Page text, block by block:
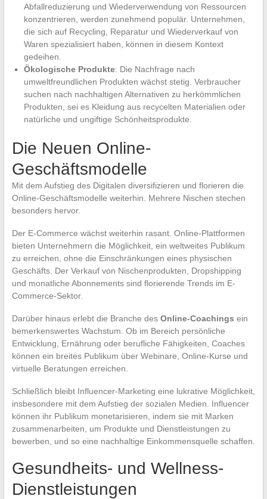
Abfallreduzierung und Wiederverwendung von Ressourcen
konzentrieren, werden zunehmend populär. Unternehmen,
die sich auf Recycling, Reparatur und Wiederverkauf von
Waren spezialisiert haben, können in diesem Kontext
gedeihen.
Ökologische Produkte: Die Nachfrage nach
umweltfreundlichen Produkten wächst stetig. Verbraucher
suchen nach nachhaltigen Alternativen zu herkömmlichen
Produkten, sei es Kleidung aus recycelten Materialien oder
natürliche und ungiftige Schönheitsprodukte.
Die Neuen Online-
Geschäftsmodelle
Mit dem Aufstieg des Digitalen diversifizieren und florieren die
Online-Geschäftsmodelle weiterhin. Mehrere Nischen stechen
besonders hervor.
Der E-Commerce wächst weiterhin rasant. Online-Plattformen
bieten Unternehmern die Möglichkeit, ein weltweites Publikum
zu erreichen, ohne die Einschränkungen eines physischen
Geschäfts. Der Verkauf von Nischenprodukten, Dropshipping
und monatliche Abonnements sind florierende Trends im E-
Commerce-Sektor.
Darüber hinaus erlebt die Branche des Online-Coachings ein
bemerkenswertes Wachstum. Ob im Bereich persönliche
Entwicklung, Ernährung oder berufliche Fähigkeiten, Coaches
können ein breites Publikum über Webinare, Online-Kurse und
virtuelle Beratungen erreichen.
Schließlich bleibt Influencer-Marketing eine lukrative Möglichkeit,
insbesondere mit dem Aufstieg der sozialen Medien. Influencer
können ihr Publikum monetarisieren, indem sie mit Marken
zusammenarbeiten, um Produkte und Dienstleistungen zu
bewerben, und so eine nachhaltige Einkommensquelle schaffen.
Gesundheits- und Wellness-
Dienstleistungen